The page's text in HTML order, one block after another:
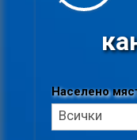
Населено
Всички
Населено
място